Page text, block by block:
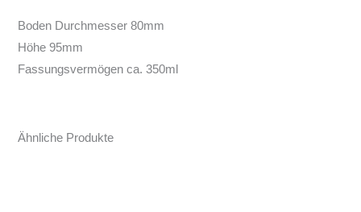
Boden Durchmesser 80mm
Höhe 95mm
Fassungsvermögen ca. 350ml
Ähnliche Produkte